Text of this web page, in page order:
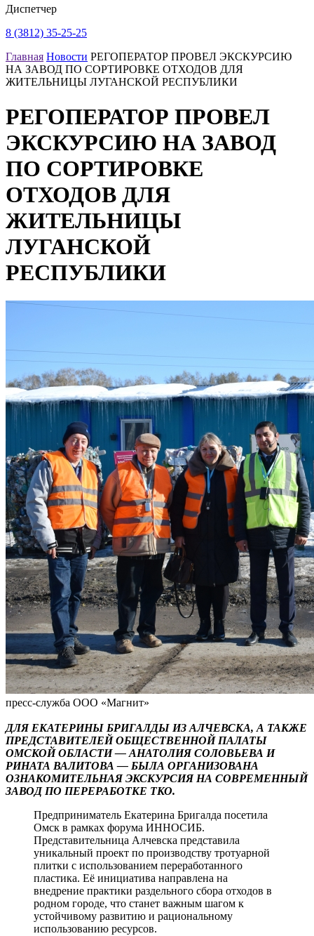
Диспетчер
8 (3812) 35-25-25
Главная Новости РЕГОПЕРАТОР ПРОВЕЛ ЭКСКУРСИЮ
НА ЗАВОД ПО СОРТИРОВКЕ ОТХОДОВ ДЛЯ
ЖИТЕЛЬНИЦЫ ЛУГАНСКОЙ РЕСПУБЛИКИ
РЕГОПЕРАТОР ПРОВЕЛ
ЭКСКУРСИЮ НА ЗАВОД
ПО СОРТИРОВКЕ
ОТХОДОВ ДЛЯ
ЖИТЕЛЬНИЦЫ
ЛУГАНСКОЙ
РЕСПУБЛИКИ
пресс-служба ООО «Магнит»
ДЛЯ ЕКАТЕРИНЫ БРИГАЛДЫ ИЗ АЛЧЕВСКА, А ТАКЖЕ
ПРЕДСТАВИТЕЛЕЙ ОБЩЕСТВЕННОЙ ПАЛАТЫ
ОМСКОЙ ОБЛАСТИ — АНАТОЛИЯ СОЛОВЬЕВА И
РИНАТА ВАЛИТОВА — БЫЛА ОРГАНИЗОВАНА
ОЗНАКОМИТЕЛЬНАЯ ЭКСКУРСИЯ НА СОВРЕМЕННЫЙ
ЗАВОД ПО ПЕРЕРАБОТКЕ ТКО.
Предприниматель Екатерина Бригалда посетила
Омск в рамках форума ИННОСИБ.
Представительница Алчевска представила
уникальный проект по производству тротуарной
плитки с использованием переработанного
пластика. Её инициатива направлена на
внедрение практики раздельного сбора отходов в
родном городе, что станет важным шагом к
устойчивому развитию и рациональному
использованию ресурсов.